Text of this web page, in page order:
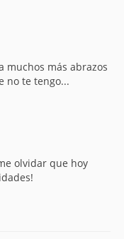
muchos más abrazos
no te tengo...
olvidar que hoy